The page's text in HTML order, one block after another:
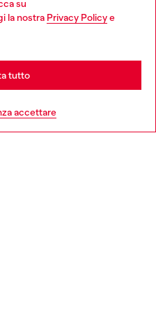
su
la nostra Privacy Policye
accettare
tutto
but it seems you may